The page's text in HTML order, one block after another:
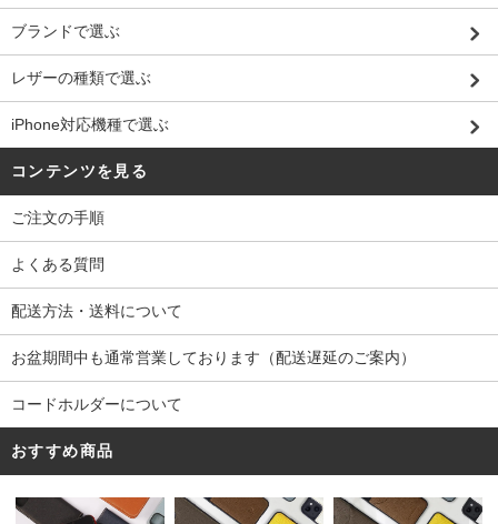
ブランドで選ぶ
レザーの種類で選ぶ
iPhone対応機種で選ぶ
コンテンツを見る
ご注文の手順
よくある質問
配送方法・送料について
お盆期間中も通常営業しております（配送遅延のご案内）
コードホルダーについて
おすすめ商品